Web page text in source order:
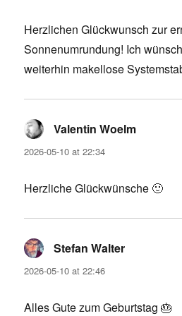
Herzlichen Glückwunsch zur
Sonnenumrundung! Ich
weiterhin makellose
Valentin Woelm
2026-05-10 at 22:34
Herzliche Glückwünsche 🙂
Stefan Walter
2026-05-10 at 22:46
Alles Gute zum Geburtstag 🎂